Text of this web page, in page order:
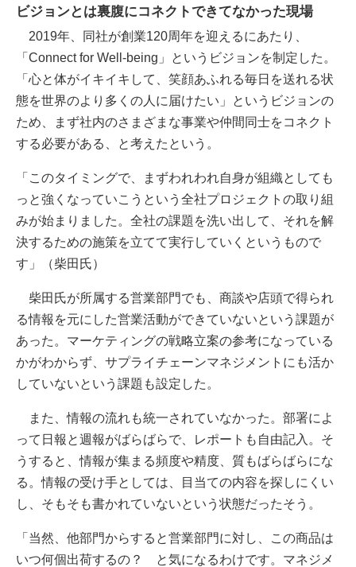
ビジョンとは裏腹にコネクトできてなかった現場
2019年、同社が創業120周年を迎えるにあたり、
「Connect for Well-being」というビジョンを制定した。
「心と体がイキイキして、笑顔あふれる毎日を送れる状
態を世界のより多くの人に届けたい」というビジョンの
ため、まず社内のさまざまな事業や仲間同士をコネクト
する必要がある、と考えたという。
「このタイミングで、まずわれわれ自身が組織としても
っと強くなっていこうという全社プロジェクトの取り組
みが始まりました。全社の課題を洗い出して、それを解
決するための施策を立てて実行していくというもので
す」（柴田氏）
柴田氏が所属する営業部門でも、商談や店頭で得られ
る情報を元にした営業活動ができていないという課題が
あった。マーケティングの戦略立案の参考になっている
かがわからず、サプライチェーンマネジメントにも活か
していないという課題も設定した。
また、情報の流れも統一されていなかった。部署によ
って日報と週報がばらばらで、レポートも自由記入。そ
うすると、情報が集まる頻度や精度、質もばらばらにな
る。情報の受け手としては、目当ての内容を探しにくい
し、そもそも書かれていないという状態だったそう。
「当然、他部門からすると営業部門に対し、この商品は
いつ何個出荷するの？ と気になるわけです。マネジメ